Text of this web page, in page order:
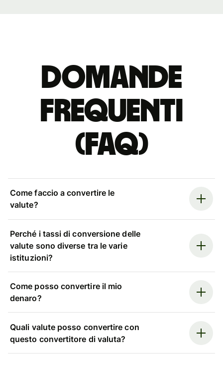
Domande
Frequenti
(FAQ)
Come faccio a convertire le
valute?
Perché i tassi di conversione delle
valute sono diverse tra le varie
istituzioni?
Come posso convertire il mio
denaro?
Quali valute posso convertire con
questo convertitore di valuta?